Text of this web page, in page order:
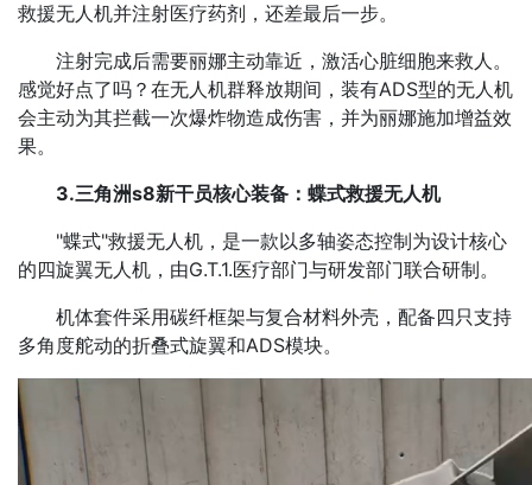
救援无人机并注射医疗药剂，还差最后一步。
注射完成后需要丽娜主动靠近，激活心脏细胞来救人。
感觉好点了吗？在无人机群释放期间，装有ADS型的无人机
会主动为其拦截一次爆炸物造成伤害，并为丽娜施加增益效
果。
3.三角洲s8新干员核心装备：蝶式救援无人机
"蝶式"救援无人机，是一款以多轴姿态控制为设计核心
的四旋翼无人机，由G.T.1.医疗部门与研发部门联合研制。
机体套件采用碳纤框架与复合材料外壳，配备四只支持
多角度舵动的折叠式旋翼和ADS模块。